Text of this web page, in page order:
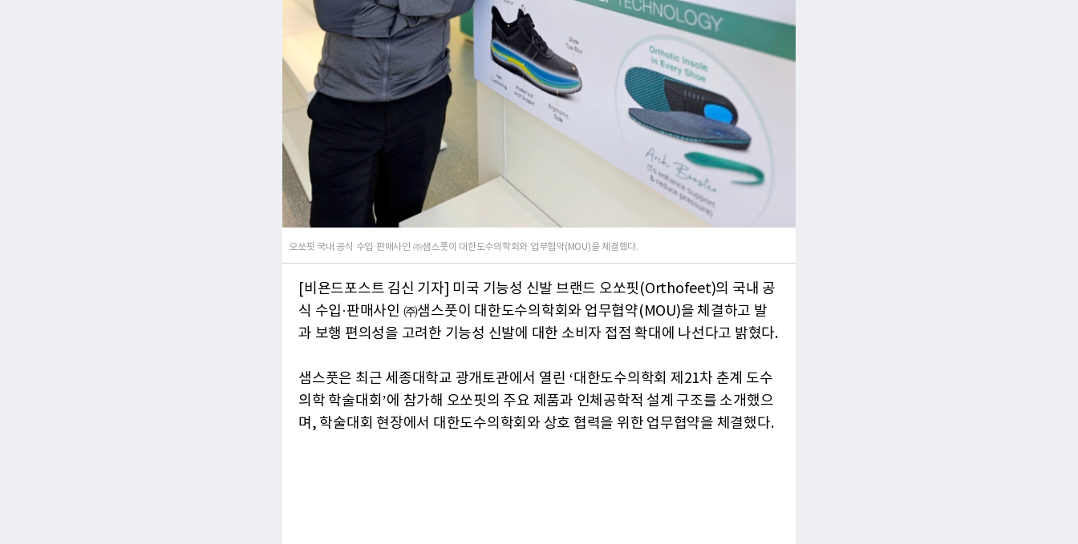
오쏘핏 국내 공식 수입·판매사인 ㈜샘스풋이 대한도수의학회와 업무협약(MOU)을 체결했다.
[비욘드포스트 김신 기자] 미국 기능성 신발 브랜드 오쏘핏(Orthofeet)의 국내 공
식 수입·판매사인 ㈜샘스풋이 대한도수의학회와 업무협약(MOU)을 체결하고 발
과 보행 편의성을 고려한 기능성 신발에 대한 소비자 접점 확대에 나선다고 밝혔다.
샘스풋은 최근 세종대학교 광개토관에서 열린 ‘대한도수의학회 제21차 춘계 도수
의학 학술대회’에 참가해 오쏘핏의 주요 제품과 인체공학적 설계 구조를 소개했으
며, 학술대회 현장에서 대한도수의학회와 상호 협력을 위한 업무협약을 체결했다.